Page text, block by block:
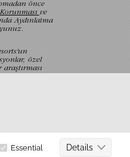
Tüm hakları saklıdır